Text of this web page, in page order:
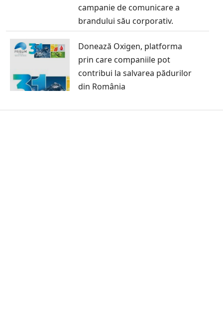
campanie de comunicare a
brandului său corporativ.
Donează Oxigen, platforma
prin care companiile pot
contribui la salvarea pădurilor
din România